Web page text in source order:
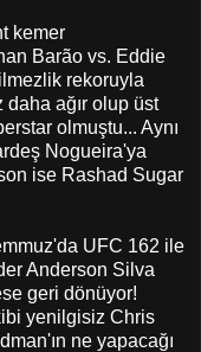
kemer
Barão vs. Eddie
rekoruyla
daha ağır olup üst
olmuştu... Aynı
Nogueira'ya
ise Rashad Sugar
UFC 162 ile
Anderson Silva
geri dönüyor!
yenilgisiz Chris
ne yapacağı